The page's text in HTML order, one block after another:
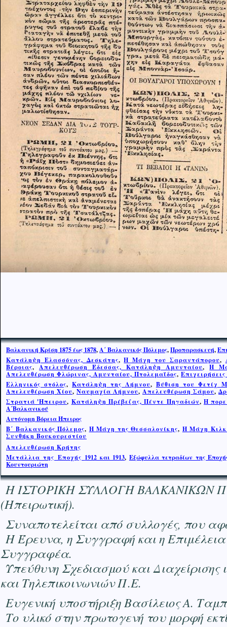
Βαλκανική Κρίση 1875 έως 1878,Α΄ Βαλκανικός Πόλεμος,Προπαρασκευή,
Κατάληψη Ελασσόνας, Δεσκάτης,Η Μάχη του Σαραντάπορου,
Βέροιας,Απελευθέρωση Έδεσσας, Κατάληψη Αμυνταίου,Η
Απελευθέρωση Φλώρινας, Αμυνταίου, Πτολεμαΐδος,
Ελληνικός στόλος, Κατάληψη της Λήμνου, Βύθιση του Φετίχ
Απελευθέρωση Χίου, Ναυμαχία Λήμνου, Απελευθέρωση Σάμου,
Στρατιά 'Ηπειρου, Κατάληψη Πρέβεζας, Πέντε Πηγαδιών,Η
Α΄Βαλκανικού
Αυτόνομη Βόρεια Ήπειρος
Β΄ Βαλκανικός Πόλεμος, Η Μάχη της Θεσσαλονίκης, Η Μάχη
Συνθήκη Βουκουρεστίου
Απελευθέρωση Κρήτης
Μετάλλια της Εποχής 1912 και 1913, Εξώφυλλα τετραδίων της
Κουντουριώτη
Η ΙΣΤΟΡΙΚΗ ΣΥΛΛΟΓΗ ΒΑΛΚΑΝΙΚΩΝ
(Ηπειρωτική).
Συναποτελείται από συλλογές, που
Η Έρευνα, η Συγγραφή και η
Συγγραφέα.
Υπεύθυνη Σχεδιασμού και
και Τηλεπικοινωνιών Π.Ε.
Ευγενική υποστήριξη Βασίλειος Α.
Το υλικό στην πρωτογενή του μορφή